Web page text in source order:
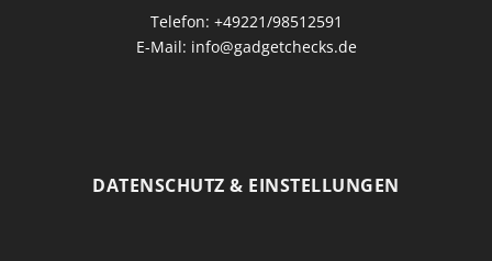
Telefon: +49221/98512591
E-Mail: info@gadgetchecks.de
DATENSCHUTZ & EINSTELLUNGEN